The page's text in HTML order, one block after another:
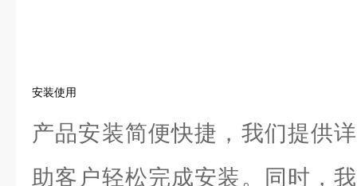
安装使用
产品安装简便快捷，我们提供
助客户轻松完成安装。同时，